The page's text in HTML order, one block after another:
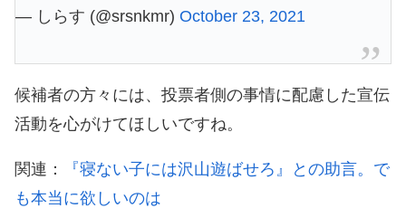
— しらす (@srsnkmr) October 23, 2021
候補者の方々には、投票者側の事情に配慮した宣伝
活動を心がけてほしいですね。
関連：
『寝ない子には沢山遊ばせろ』との助言。で
も本当に欲しいのは